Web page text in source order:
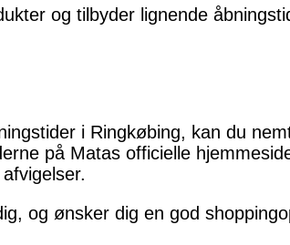
og tilbyder lignende
i Ringkøbing, kan du
på Matas officielle
og ønsker dig en god